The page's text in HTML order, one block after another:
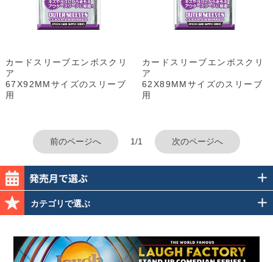
カードスリーブエンボスクリ
ア
67X92MMサイズのスリーブ
用
カードスリーブエンボスクリ
ア
62X89MMサイズのスリーブ
用
前のページへ 1/1 次のページへ
カテゴリで選ぶ